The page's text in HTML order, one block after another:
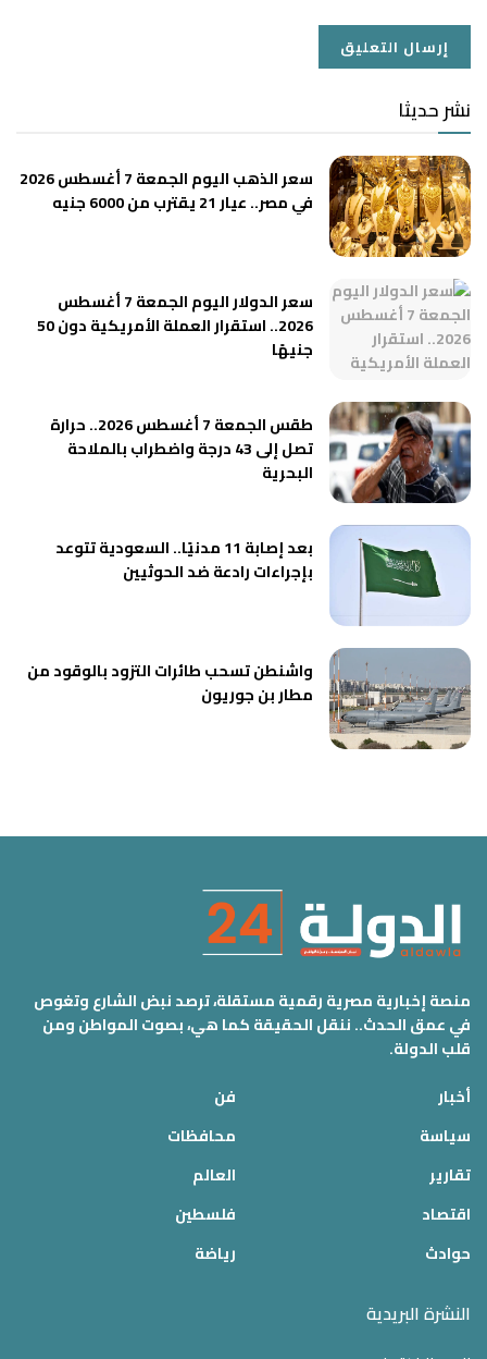
نشر حديثا
سعر الذهب اليوم الجمعة 7 أغسطس 2026
في مصر.. عيار 21 يقترب من 6000 جنيه
سعر الدولار اليوم الجمعة 7 أغسطس
2026.. استقرار العملة الأمريكية دون 50
جنيهًا
طقس الجمعة 7 أغسطس 2026.. حرارة
تصل إلى 43 درجة واضطراب بالملاحة
البحرية
بعد إصابة 11 مدنيًا.. السعودية تتوعد
بإجراءات رادعة ضد الحوثيين
واشنطن تسحب طائرات التزود بالوقود من
مطار بن جوريون
منصة إخبارية مصرية رقمية مستقلة، ترصد نبض الشارع وتغوص
في عمق الحدث.. ننقل الحقيقة كما هي، بصوت المواطن ومن
قلب الدولة.
أخبار
سياسة
تقارير
اقتصاد
حوادث
فن
محافظات
العالم
فلسطين
رياضة
النشرة البريدية